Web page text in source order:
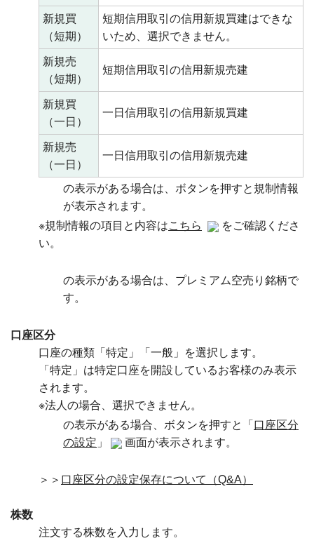
新規買
（短期）
短期信用取引の信用新規買建はできな
いため、選択できません。
新規売
（短期）
短期信用取引の信用新規売建
新規買
（一日）
一日信用取引の信用新規買建
新規売
（一日）
一日信用取引の信用新規売建
の表示がある場合は、ボタンを押すと規制情報
が表示されます。
※規制情報の項目と内容はこちら
をご確認くださ
い。
の表示がある場合は、プレミアム空売り銘柄で
す。
口座区分
口座の種類「特定」「一般」を選択します。
「特定」は特定口座を開設しているお客様のみ表示
されます。
※法人の場合、選択できません。
の表示がある場合、ボタンを押すと「 口座区分
の設定 」 画面が表示されます。
＞＞ 口座区分の設定保存について（Q&A）
株数
注文する株数を入力します。